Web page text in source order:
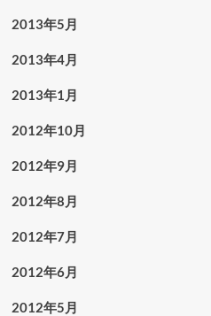
2013年5月
2013年4月
2013年1月
2012年10月
2012年9月
2012年8月
2012年7月
2012年6月
2012年5月